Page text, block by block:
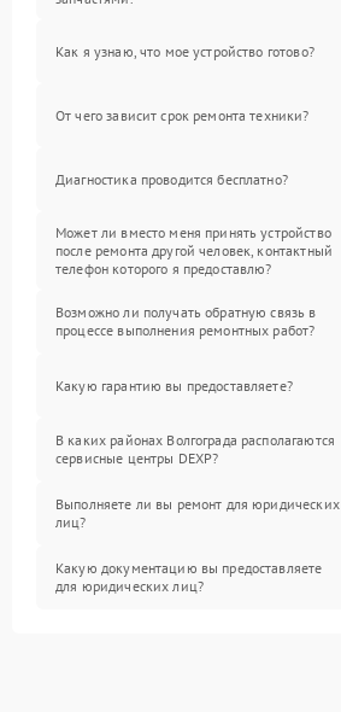
Как я узнаю, что мое устройство готово?
От чего зависит срок ремонта техники?
Диагностика проводится бесплатно?
Может ли вместо меня принять устройство
после ремонта другой человек, контактный
телефон которого я предоставлю?
Возможно ли получать обратную связь в
процессе выполнения ремонтных работ?
Какую гарантию вы предоставляете?
В каких районах Волгограда располагаются
сервисные центры DEXP?
Выполняете ли вы ремонт для юридических
лиц?
Какую документацию вы предоставляете
для юридических лиц?